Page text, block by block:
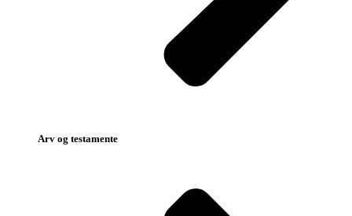
Arv og testamente